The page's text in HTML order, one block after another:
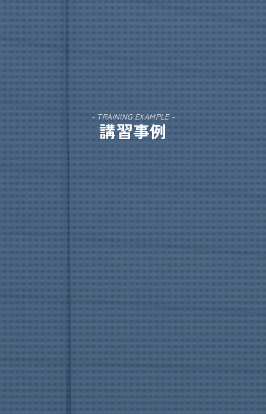
講習事例
- TRAINING EXAMPLE -